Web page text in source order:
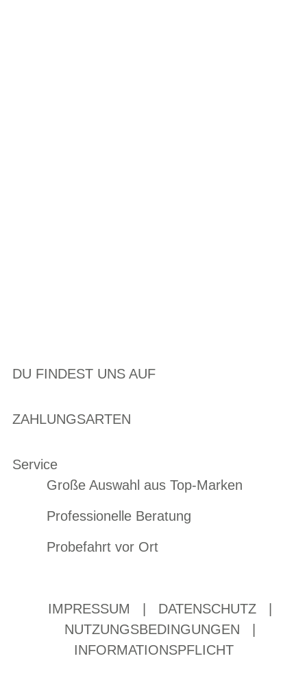
DU FINDEST UNS AUF
ZAHLUNGSARTEN
Service
Große Auswahl aus Top-Marken
Professionelle Beratung
Probefahrt vor Ort
IMPRESSUM DATENSCHUTZ
NUTZUNGSBEDINGUNGEN
INFORMATIONSPFLICHT